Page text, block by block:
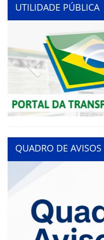
UTILIDADE PÚBLICA
Previous
QUADRO DE AVISOS